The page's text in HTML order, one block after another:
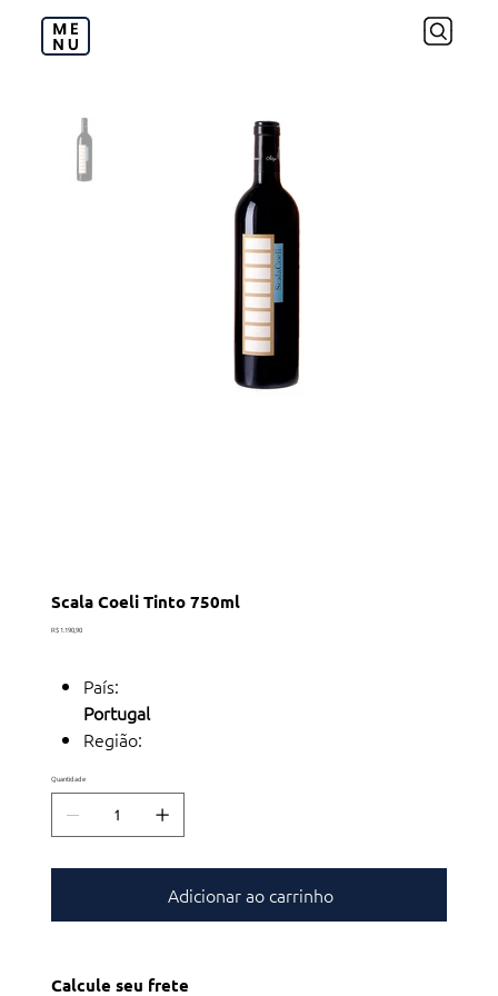
Scala Coeli Tinto 750ml
Preço
R$ 1.190,90
País:
Portugal
Região:
Sub-região:
Évora
2021
Teor Alcoólico:
15,0
Tinto
Quantidade
Adicionar ao carrinho
Calcule seu frete